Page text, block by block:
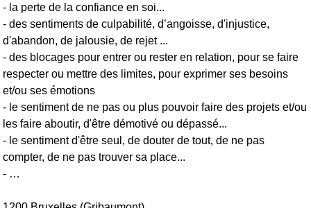
- la perte de la confiance en soi...
- des sentiments de culpabilité, d’angoisse, d'injustice,
d'abandon, de jalousie, de rejet ...
- des blocages pour entrer ou rester en relation, pour se faire
respecter ou mettre des limites, pour exprimer ses besoins
et/ou ses émotions
- le sentiment de ne pas ou plus pouvoir faire des projets et/ou
les faire aboutir, d'être démotivé ou dépassé...
- le sentiment d'être seul, de douter de tout, de ne pas
compter, de ne pas trouver sa place...
- …